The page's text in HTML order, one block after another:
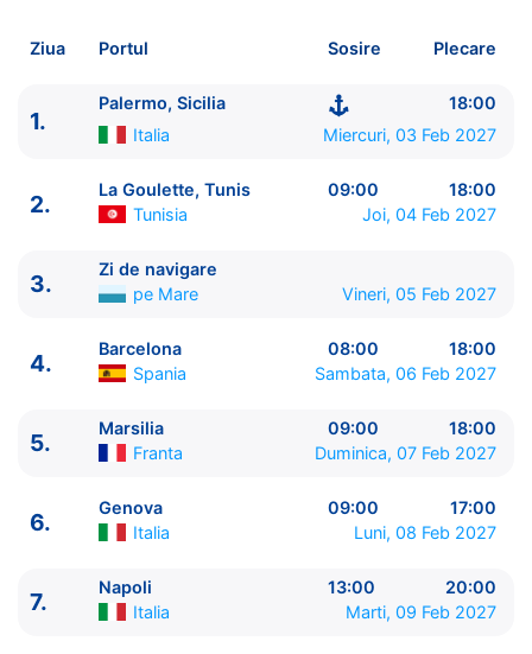
Plecare pe 03 Feb 2027 din Palermo, Sicilia, Italia
MSC Cruises
ITINERARIU
----------------------------------------
1. Palermo, Sicilia
Zi de navigare
0:00 - 0:00
4.
Barcelona Spania
08:00 - 18:00
Ziua Portul Sosire Plecare
1.
Palermo, Sicilia
18:00
Italia
Miercuri, 03 Feb 2027
2.
La Goulette, Tunis 09:00
18:00
Tunisia
Joi, 04 Feb 2027
3.
Zi de navigare
pe Mare
Vineri, 05 Feb 2027
4.
Barcelona 08:00
18:00
Spania
Sambata, 06 Feb 2027
5.
Marsilia 09:00
18:00
Franta
Duminica, 07 Feb 2027
6.
Genova 09:00
17:00
Italia
Luni, 08 Feb 2027
7.
Napoli 13:00
20:00
Italia
Marti, 09 Feb 2027